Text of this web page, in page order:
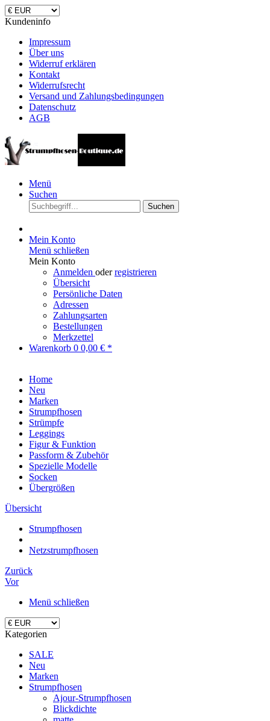
Kundeninfo
Impressum
Über uns
Widerruf erklären
Kontakt
Widerrufsrecht
Versand und Zahlungsbedingungen
Datenschutz
AGB
Menü
Suchen
Suchen
Mein Konto
Menü schließen
Mein Konto
Anmelden oderregistrieren
Übersicht
Persönliche Daten
Adressen
Zahlungsarten
Bestellungen
Merkzettel
Warenkorb 0 0,00 € *
Home
Neu
Marken
Strumpfhosen
Strümpfe
Leggings
Figur & Funktion
Passform & Zubehör
Spezielle Modelle
Socken
Übergrößen
Übersicht
Strumpfhosen
Netzstrumpfhosen
Zurück
Vor
Menü schließen
Kategorien
SALE
Neu
Marken
Strumpfhosen
Ajour-Strumpfhosen
Blickdichte